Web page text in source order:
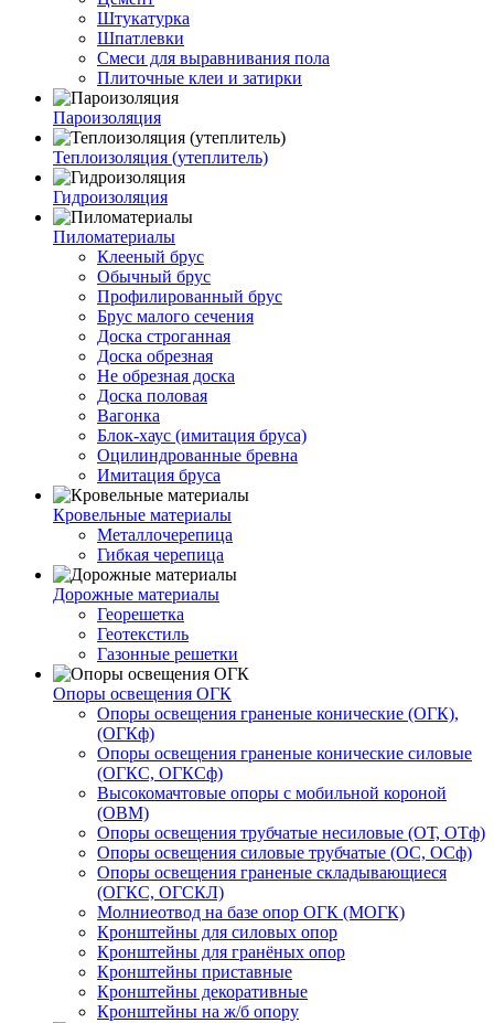
Штукатурка
Шпатлевки
Смеси для выравнивания пола
Плиточные клеи и затирки
Пароизоляция
Теплоизоляция (утеплитель)
Гидроизоляция
Пиломатериалы
Клееный брус
Обычный брус
Профилированный брус
Брус малого сечения
Доска строганная
Доска обрезная
Не обрезная доска
Доска половая
Вагонка
Блок-хаус (имитация бруса)
Оцилиндрованные бревна
Имитация бруса
Кровельные материалы
Металлочерепица
Гибкая черепица
Дорожные материалы
Георешетка
Геотекстиль
Газонные решетки
Опоры освещения ОГК
Опоры освещения граненые конические (ОГК),
(ОГКф)
Опоры освещения граненые конические силовые
(ОГКС, ОГКСф)
Высокомачтовые опоры с мобильной короной
(ОВМ)
Опоры освещения трубчатые несиловые (ОТ, ОТф)
Опоры освещения силовые трубчатые (ОС, ОСф)
Опоры освещения граненые складывающиеся
(ОГКС, ОГСКЛ)
Молниеотвод на базе опор ОГК (МОГК)
Кронштейны для силовых опор
Кронштейны для гранёных опор
Кронштейны приставные
Кронштейны декоративные
Кронштейны на ж/б опору